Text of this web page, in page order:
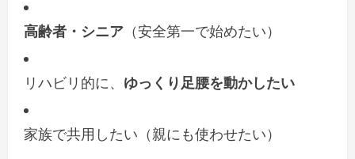
高齢者・シニア （安全第一で始めたい）
リハビリ的に、 ゆっくり足腰を動かしたい
家族で共用したい（親にも使わせたい）